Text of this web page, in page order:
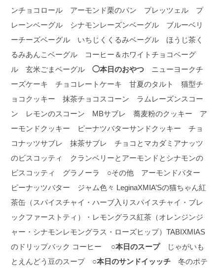
ンチョコロール アーモンド栗のパン プレッツェル プ
レーンベーグル シナモンレーズンベーグル ブルーベリ
ーチーズベーグル いちじくくるみベーグル ほうじ茶く
るみあんこベーグル コーヒー＆ホワイトチョコベーグ
ル 玄米ごまベーグル◯本日のおやつ ニューヨークチ
ーズケーキ チョコレートケーキ 甘夏のタルト 猫型チ
ョコクッキー 抹茶チョコスコーン ラムレーズンスコー
ン レモンのスコーン MBサブレ 蕎麦粉のクッキー ア
ーモンドクッキー ピーナツバターサンドクッキー チョ
コナッツサブレ 抹茶サブレ チョコとマカダミアナッツ
のビスコッティ クランベリーとアーモンドとシナモンの
ビスコッティ グラノーラ ○その他 アーモンドバター
ピーナッツバター ジャム色々 LeginaXMIA’Sの猫ちゃん紅
茶缶（スパイスチャイ・ハーブ入りスパイスチャイ・ブレ
ックファーストティ）・レモングラス紅茶（オレンジンジ
ャー・シナモンレモングラス・ローズヒップ）TABIXMIAS
のドリップバック コーヒー ○本日のスープじゃがいも
とえんどう豆のスープ ○本日のサンドイッッチ冬のポテ